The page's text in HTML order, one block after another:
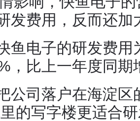
发费用，反而还
鱼电子的研发费用
，比上一年度同
公司落户在海淀
的写字楼更适合研